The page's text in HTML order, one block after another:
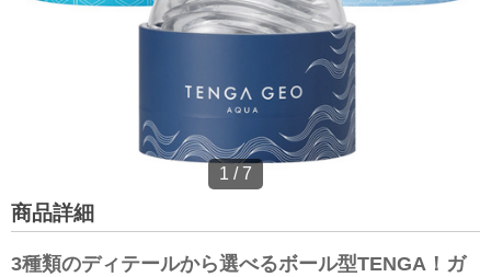
1 /7
商品詳細
3種類のディテールから選べるボール型TENGA！ガ